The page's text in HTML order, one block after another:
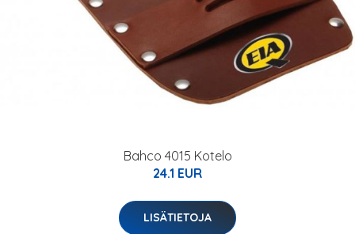
Bahco 4015 Kotelo
24.1 EUR
LISÄTIETOJA